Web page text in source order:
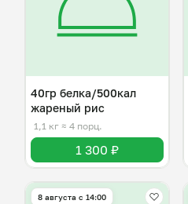
40гр белка/500кал
жареный рис
1,1 кг ≈ 4 порц.
1 300 ₽
8 августа с 14:00